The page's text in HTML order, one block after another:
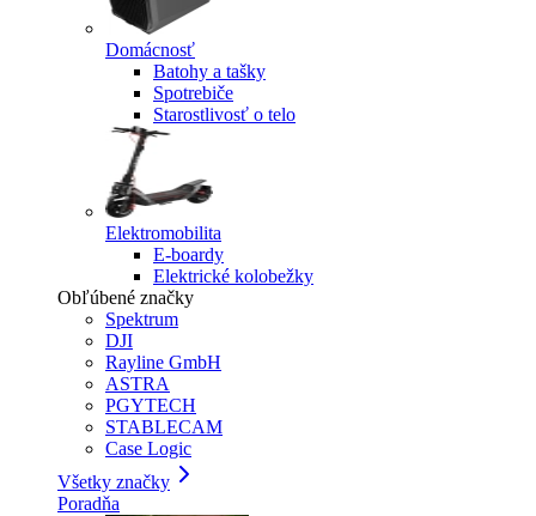
Domácnosť
Batohy a tašky
Spotrebiče
Starostlivosť o telo
Elektromobilita
E-boardy
Elektrické kolobežky
Obľúbené značky
Spektrum
DJI
Rayline GmbH
ASTRA
PGYTECH
STABLECAM
Case Logic
Všetky značky
Poradňa